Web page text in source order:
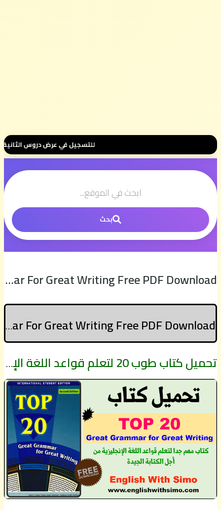
للتسجيل في عرض دروس الثانية بكالوريا 📚 بثمن رمزي 💰 500 درهم فقط للموسم الكامل ⭐ تواصل معنا عبر
بحث
Top20 Great Grammar For Great Writing Free PDF Download
Top20: Great Grammar For Great Writing Free PDF Download
تحميل كتاب طوب 20 لتعلم قواعد اللغة الإنجليزية من أجل الكتابة الجيدة